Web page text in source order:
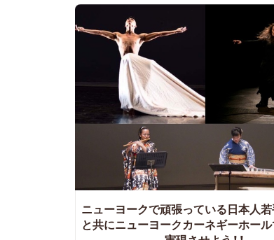
ニューヨークで頑張っている日本人
と共にニューヨークカーネギーホー